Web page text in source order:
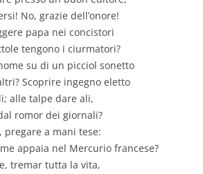
No, grazie dell’onore!
papa nei concistori
tengono i ciurmatori?
su di un picciol sonetto
Scoprire ingegno eletto
alle talpe dare ali,
romor dei giornali?
pregare a mani tese:
appaia nel Mercurio francese?
tremar tutta la vita,